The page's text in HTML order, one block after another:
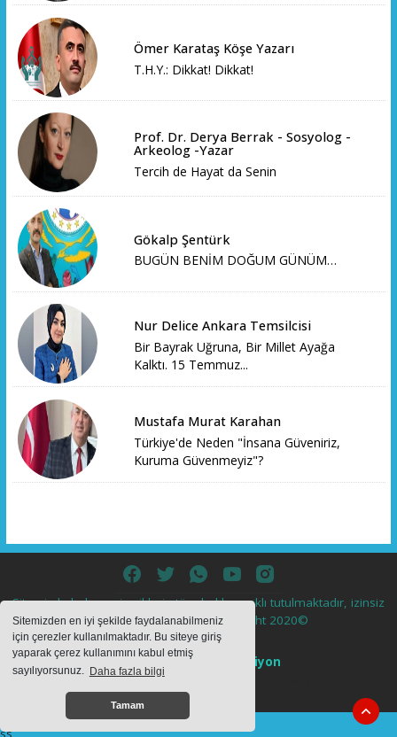
Sitemizden en iyi şekilde faydalanabilmeniz
için çerezler kullanılmaktadır. Bu siteye giriş
yaparak çerez kullanımını kabul etmiş
sayılıyorsunuz. Daha fazla bilgi
Tamam
Ömer Karataş Köşe Yazarı
T.H.Y.: Dikkat! Dikkat!
Prof. Dr. Derya Berrak - Sosyolog -
Arkeolog -Yazar
Tercih de Hayat da Senin
Gökalp Şentürk
BUGÜN BENİM DOĞUM GÜNÜM…
Nur Delice Ankara Temsilcisi
Bir Bayrak Uğruna, Bir Millet Ayağa
Kalktı. 15 Temmuz...
Mustafa Murat Karahan
Türkiye'de Neden "İnsana Güveniriz,
Kuruma Güvenmeyiz"?
Sitemizde bulunan içeriklerin tüm hakları saklı tutulmaktadır, izinsiz
içerikler kullanılamaz. Copyright 2020©
Haber Yazılımı:
Web Aksiyon
haber yazılımı haber paketi
script
ss